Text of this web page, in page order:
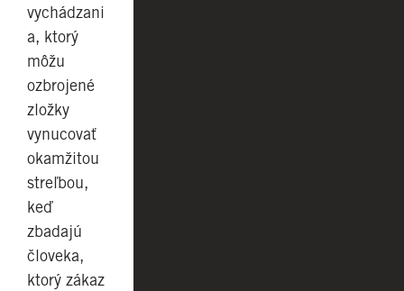
vychádzani
a, ktorý
môžu
ozbrojené
zložky
vynucovať
okamžitou
streľbou,
keď
zbadajú
človeka,
ktorý zákaz